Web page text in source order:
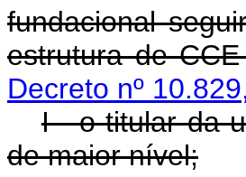
fundacional
estrutura de
Decreto nº
I - o titular da
de maior nível;